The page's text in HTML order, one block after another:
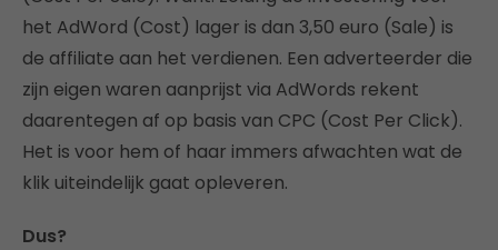
het AdWord (Cost) lager is dan 3,50 euro (Sale) is
de affiliate aan het verdienen. Een adverteerder die
zijn eigen waren aanprijst via AdWords rekent
daarentegen af op basis van CPC (Cost Per Click).
Het is voor hem of haar immers afwachten wat de
klik uiteindelijk gaat opleveren.
Dus?